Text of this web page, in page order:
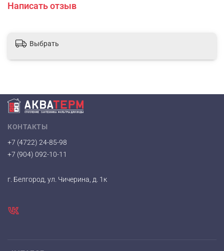
Написать отзыв
Выбрать
КОНТАКТЫ
+7 (4722) 24-85-98
+7 (904) 092-10-11
г. Белгород, ул. Чичерина, д. 1к